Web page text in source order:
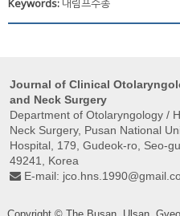
Keywords: 내림프수종
Journal of Clinical
and Neck Surgery
Department of Otolaryngology /
Neck Surgery, Pusan ​​National
Hospital, 179, Gudeok-ro, Seo-
49241, Korea
E-mail: